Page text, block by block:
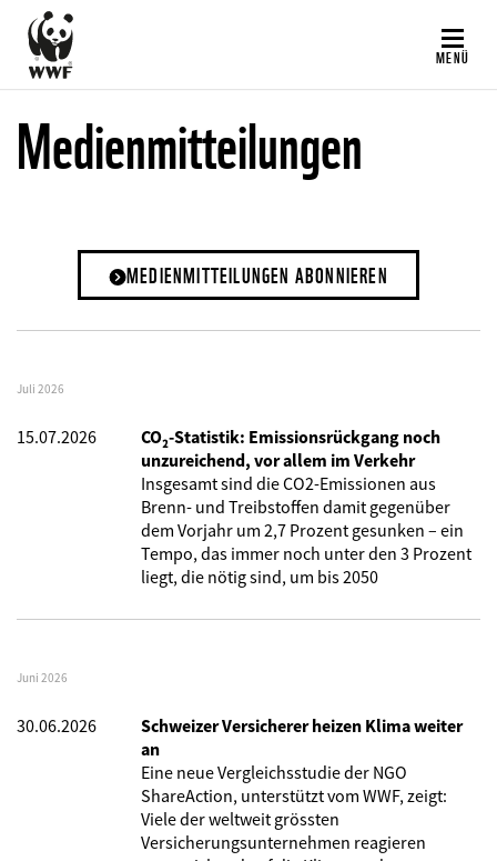
Direkt
zum
Inhalt
MENÜ
Medienmitteilungen
MEDIENMITTEILUNGEN ABONNIEREN
Juli 2026
15.07.2026
CO₂-Statistik: Emissionsrückgang noch
unzureichend, vor allem im Verkehr
Insgesamt sind die CO2-Emissionen aus
Brenn- und Treibstoffen damit gegenüber
dem Vorjahr um 2,7 Prozent gesunken – ein
Tempo, das immer noch unter den 3 Prozent
liegt, die nötig sind, um bis 2050
Juni 2026
30.06.2026
Schweizer Versicherer heizen Klima weiter
an
Eine neue Vergleichsstudie der NGO
ShareAction, unterstützt vom WWF, zeigt:
Viele der weltweit grössten
Versicherungsunternehmen reagieren